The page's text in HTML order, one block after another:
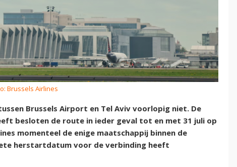
Brussels Airlines
Brussels Airport en Tel Aviv voorlopig niet. De
besloten de route in ieder geval tot en met 31 juli op
momenteel de enige maatschappij binnen de
herstartdatum voor de verbinding heeft